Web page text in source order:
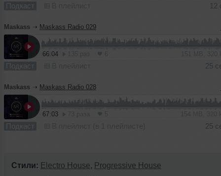
Подкаст 12
Maskass ➝ Maskass Radio 029
66:04
Подкаст 25
Maskass ➝ Maskass Radio 028
67:03
Подкаст 25
Стили: Electro House, Progressive House